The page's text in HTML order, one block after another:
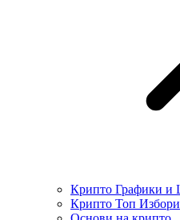
Крипто Графики и
Крипто Топ Избори